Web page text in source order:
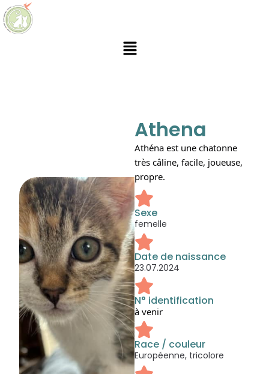
Athena
Athéna est une chatonne
très câline, facile, joueuse,
propre.
Sexe
femelle
Date de naissance
23.07.2024
N° identification
à venir
Race / couleur
Européenne, tricolore